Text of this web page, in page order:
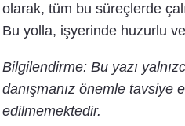
olarak, tüm bu süreçlerde
Bu yolla, işyerinde huzurlu
Bilgilendirme: Bu yazı
danışmanız önemle tavsiye
edilmemektedir.